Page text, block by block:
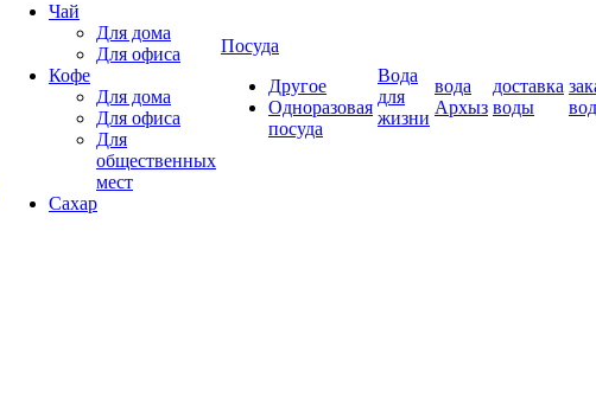
Чай
Для дома
Для офиса
Кофе
Для дома
Для офиса
Для
общественных
мест
Сахар
Посуда
Другое
Одноразовая
посуда
Вода
для
жизни
вода
Архыз
доставка
воды